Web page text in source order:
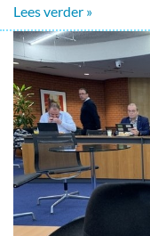
Lees verder »